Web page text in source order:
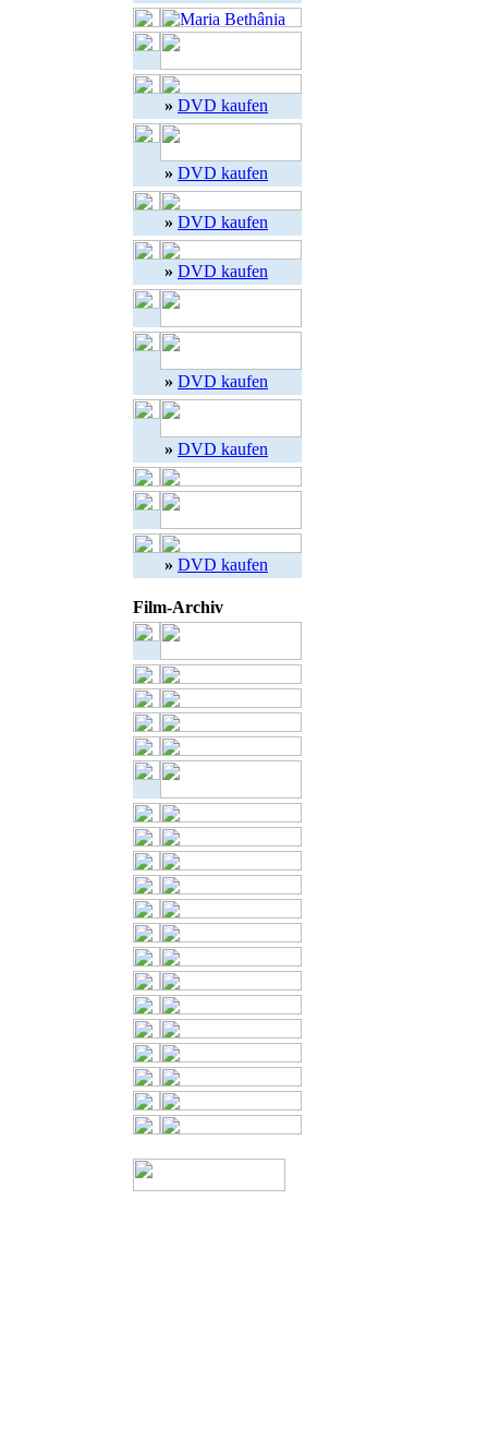
» DVD kaufen
» DVD kaufen
» DVD kaufen
» DVD kaufen
» DVD kaufen
» DVD kaufen
» DVD kaufen
Film-Archiv